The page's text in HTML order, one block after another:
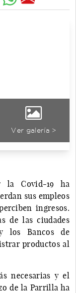
Ver galería >
la Covid-19 ha
sus empleos
ingresos.
de las ciudades
los Bancos de
productos al
necesarias y el
de la Parrilla ha